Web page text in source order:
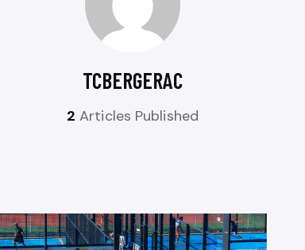
TCBERGERAC
2 Articles Published